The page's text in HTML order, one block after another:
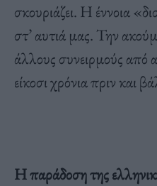
σκουριάζει. Η έννοια
στ’ αυτιά μας. Την
άλλους συνειρμούς από
είκοσι χρόνια πριν και
Η παράδοση της